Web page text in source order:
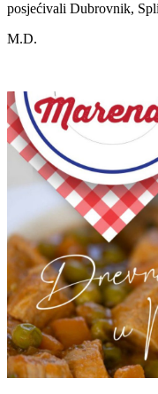
posjećivali Dubrovnik,
M.D.